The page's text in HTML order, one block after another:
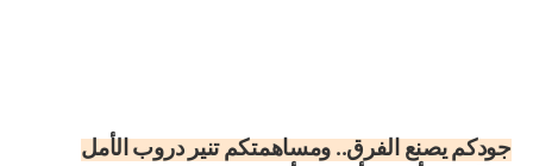
جودكم يصنع الفرق.. ومساهمتكم تنير دروب الأمل